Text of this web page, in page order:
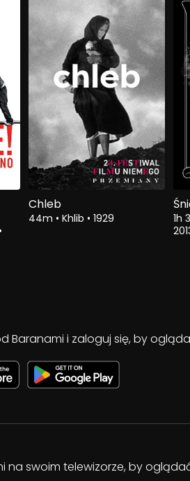
•
Chleb
44m • Khlib • 1929 1h
Baranami i zaloguj się, by
na swoim telewizorze, by